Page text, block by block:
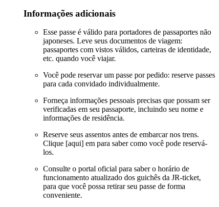
Informações adicionais
Esse passe é válido para portadores de passaportes não
japoneses. Leve seus documentos de viagem:
passaportes com vistos válidos, carteiras de identidade,
etc. quando você viajar.
Você pode reservar um passe por pedido: reserve passes
para cada convidado individualmente.
Forneça informações pessoais precisas que possam ser
verificadas em seu passaporte, incluindo seu nome e
informações de residência.
Reserve seus assentos antes de embarcar nos trens.
Clique [aqui] em para saber como você pode reservá-
los.
Consulte o portal oficial para saber o horário de
funcionamento atualizado dos guichês da JR-ticket,
para que você possa retirar seu passe de forma
conveniente.